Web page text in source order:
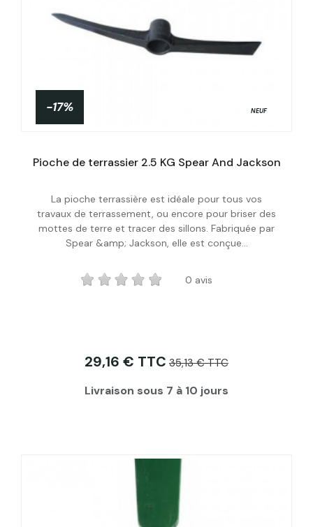
Acheter
-17% NEUF
Pioche de terrassier 2.5 KG Spear And Jackson
La pioche terrassière est idéale pour tous vos
travaux de terrassement, ou encore pour briser des
mottes de terre et tracer des sillons. Fabriquée par
Spear &amp; Jackson, elle est conçue...
0 avis
29,16 € TTC 35,13 € TTC
Livraison sous 7 à 10 jours